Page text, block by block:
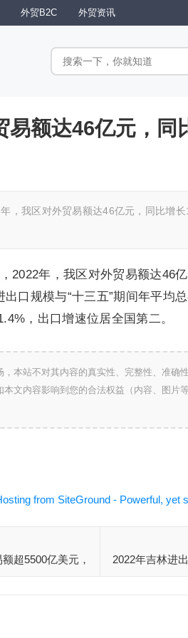
外贸B2C 外贸资讯
易额达46亿元，同
，我区对外贸易额达46亿元，同比增
2022年，我区对外贸易额达46
口规模与“十三五”期间年平均
，出口增速位居全国第二。
本站不对其内容的真实性、完整性、准确
文内容影响到您的合法权益（内容、图片
超5500亿美元，
2022年吉林进